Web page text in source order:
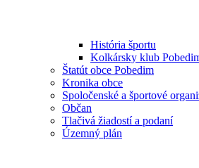
História športu
Kolkársky klub
Štatút obce Pobedim
Kronika obce
Spoločenské a športové
Občan
Tlačivá žiadostí a podaní
Územný plán